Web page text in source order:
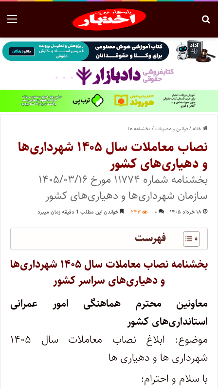
خانه/قوانین و مصوبات/بخشنامه ها
نصاب معاملات سال ۱۴۰۵ شهرداری‌ها
و دهیاری‌های کشور
بخشنامه شماره ۱۱۷۷۴ مورخ ۱۴۰۵/۰۳/۱۶
سازمان شهرداری‌ها و دهیاری‌های کشور
۱۸ خرداد ۱۴۰۵ ۰ ۲۴۳ خواندن این مطلب 1 دقیقه زمان میبرد
فهرست
بخشنامه نصاب معاملات سال ۱۴۰۵ شهرداری‌ها
و دهیاری‌های سراسر کشور
معاونین محترم هماهنگی امور عمرانی
استانداری‌های کشور
موضوع: ابلاغ نصاب معاملات سال ۱۴۰۵
شهرداری ها و دهیاری ها
با سلام و احترام؛